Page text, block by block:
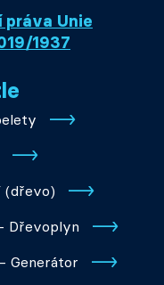
práva Unie
1937
(dřevo)
Dřevoplyn
Generátor